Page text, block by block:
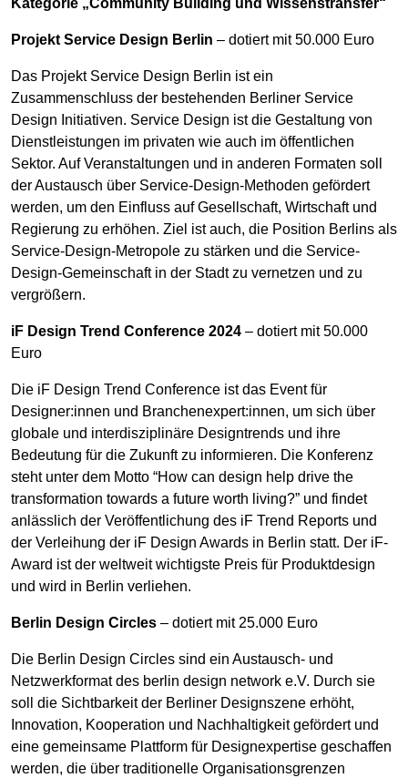
Projekt Service Design Berlin – dotiert mit 50.000 Euro
Das Projekt Service Design Berlin ist ein
Zusammenschluss der bestehenden Berliner Service
Design Initiativen. Service Design ist die Gestaltung von
Dienstleistungen im privaten wie auch im öffentlichen
Sektor. Auf Veranstaltungen und in anderen Formaten soll
der Austausch über Service-Design-Methoden gefördert
werden, um den Einfluss auf Gesellschaft, Wirtschaft und
Regierung zu erhöhen. Ziel ist auch, die Position Berlins als
Service-Design-Metropole zu stärken und die Service-
Design-Gemeinschaft in der Stadt zu vernetzen und zu
vergrößern.
iF Design Trend Conference 2024 – dotiert mit 50.000
Euro
Die iF Design Trend Conference ist das Event für
Designer:innen und Branchenexpert:innen, um sich über
globale und interdisziplinäre Designtrends und ihre
Bedeutung für die Zukunft zu informieren. Die Konferenz
steht unter dem Motto “How can design help drive the
transformation towards a future worth living?” und findet
anlässlich der Veröffentlichung des iF Trend Reports und
der Verleihung der iF Design Awards in Berlin statt. Der iF-
Award ist der weltweit wichtigste Preis für Produktdesign
und wird in Berlin verliehen.
Berlin Design Circles – dotiert mit 25.000 Euro
Die Berlin Design Circles sind ein Austausch- und
Netzwerkformat des berlin design network e.V. Durch sie
soll die Sichtbarkeit der Berliner Designszene erhöht,
Innovation, Kooperation und Nachhaltigkeit gefördert und
eine gemeinsame Plattform für Designexpertise geschaffen
werden, die über traditionelle Organisationsgrenzen